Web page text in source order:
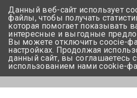
Данный веб-сайт использует
файлы, чтобы получать
которая помогает показывать
интересные и выгодные
Вы можете отключить coocie-
настройках. Продолжая
данный сайт, вы соглашаетесь с
использованием нами cookie-